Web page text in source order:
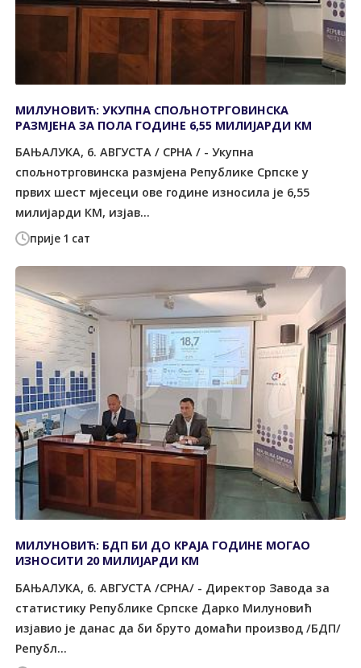
прије 1 сат
МИЛУНОВИЋ: УКУПНА СПОЉНОТРГОВИНСКА
РАЗМЈЕНА ЗА ПОЛА ГОДИНЕ 6,55 МИЛИЈАРДИ КМ
БАЊАЛУКА, 6. АВГУСТА / СРНА / - Укупна
спољнотрговинска размјена Републике Српске у
првих шест мјесеци ове године износила је 6,55
милијарди КМ, изјав...
МИЛУНОВИЋ: БДП БИ ДО КРАЈА ГОДИНЕ МОГАО
ИЗНОСИТИ 20 МИЛИЈАРДИ КМ
БАЊАЛУКА, 6. АВГУСТА /СРНА/ - Директор Завода за
статистику Републике Српске Дарко Милуновић
изјавио је данас да би бруто домаћи производ /БДП/
Републ...